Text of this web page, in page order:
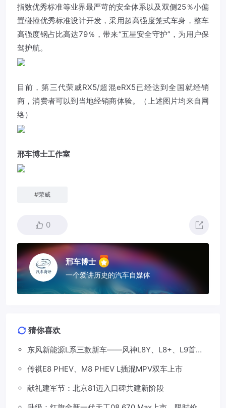
指数优秀标准等业界最严苛的安全体系以及双侧25％小偏
置碰撞优秀标准设计开发，采用超高强度笼式车身，整车
高强度钢占比高达79％，带来“五星安全守护”，为用户保
驾护航。
目前，第三代荣威RX5/超混eRX5已经达到全国就经销
商，消费者可以到当地经销商体验。（上述图片均来自网
络）
邢车博士工作室
#荣威
0
邢车博士
一个爱讲历史的汽车自媒体
猜你喜欢
东风新能源L系三款新车——风神L8Y、L8+、L9首发
传祺E8 PHEV、M8 PHEV L插混MPV双车上市
献礼建军节：北京81迈入口碑共建新阶段